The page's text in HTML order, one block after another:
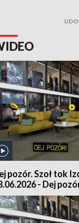
pozór. Szoł tok
- Dej